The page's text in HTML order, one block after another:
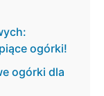
ogórki!
ogórki dla